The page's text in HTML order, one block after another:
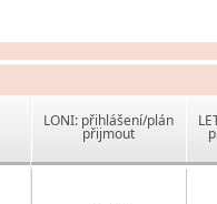
LONI: přihlášení/plán
přijmout